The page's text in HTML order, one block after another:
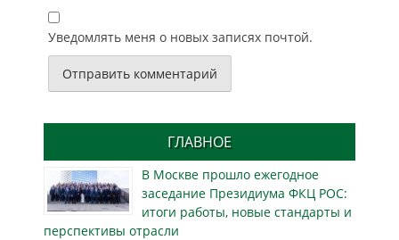
Уведомлять меня о новых записях почтой.
ГЛАВНОЕ
В Москве прошло ежегодное
заседание Президиума ФКЦ РОС:
итоги работы, новые стандарты и
перспективы отрасли